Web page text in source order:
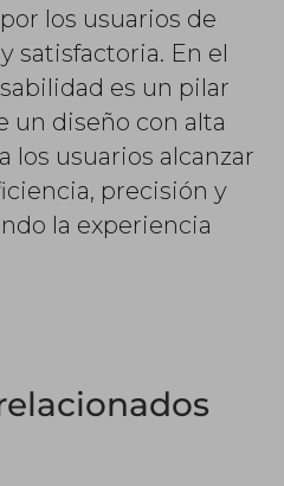
los usuarios de
satisfactoria. En el
es un pilar
un diseño con alta
los usuarios alcanzar
precisión y
la experiencia